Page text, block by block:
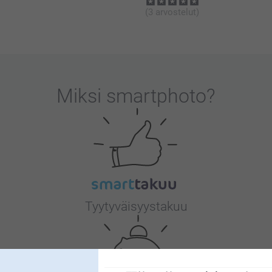
(3 arvostelut)
Miksi smartphoto?
Tyytyväisyystakuu